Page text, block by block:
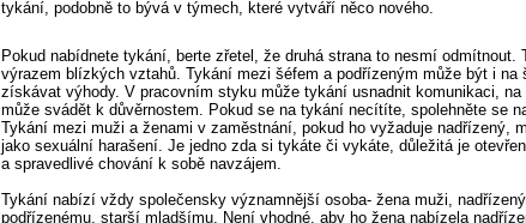
tykání, podobně to bývá v týmech, které vytváří něco nového.
Pokud nabídnete tykání, berte zřetel, že druhá strana to nesmí odmítnout.
výrazem blízkých vztahů. Tykání mezi šéfem a podřízeným může být i na
získávat výhody. V pracovním styku může tykání usnadnit komunikaci, na
může svádět k důvěrnostem. Pokud se na tykání necítíte, spolehněte se
Tykání mezi muži a ženami v zaměstnání, pokud ho vyžaduje nadřízený,
jako sexuální harašení. Je jedno zda si tykáte či vykáte, důležitá je
a spravedlivé chování k sobě navzájem.
Tykání nabízí vždy společensky významnější osoba- žena muži, nadřízený
podřízenému, starší mladšímu. Není vhodné, aby ho žena nabízela